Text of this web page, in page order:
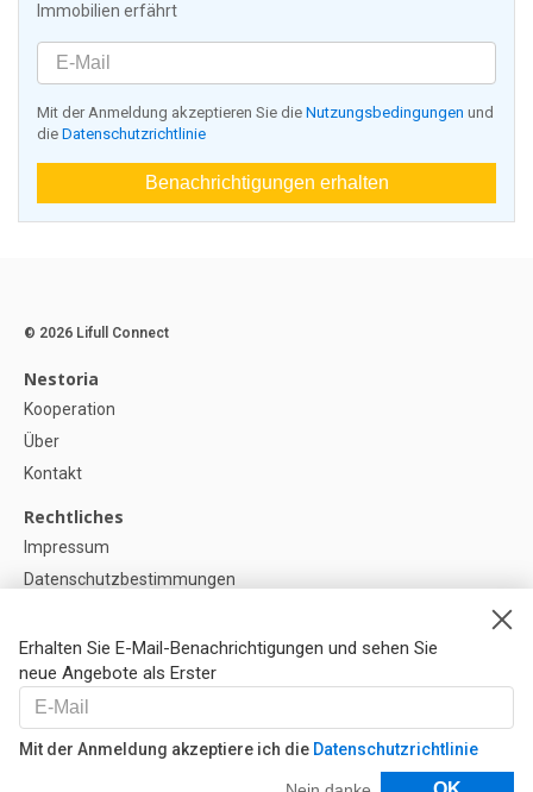
Immobilien erfährt
Mit der Anmeldung akzeptieren Sie die Nutzungsbedingungen und
die Datenschutzrichtlinie
Benachrichtigungen erhalten
Erhalten Sie E-Mail-Benachrichtigungen und sehen Sie
neue Angebote als Erster
Mit der Anmeldung akzeptiere ich die Datenschutzrichtlinie
Filter
© 2026 Lifull Connect
Nestoria
Kooperation
Über
Kontakt
Rechtliches
Impressum
Datenschutzbestimmungen
Cookie-Einstellunge
Hilfe
FAQ
Unsere Partner